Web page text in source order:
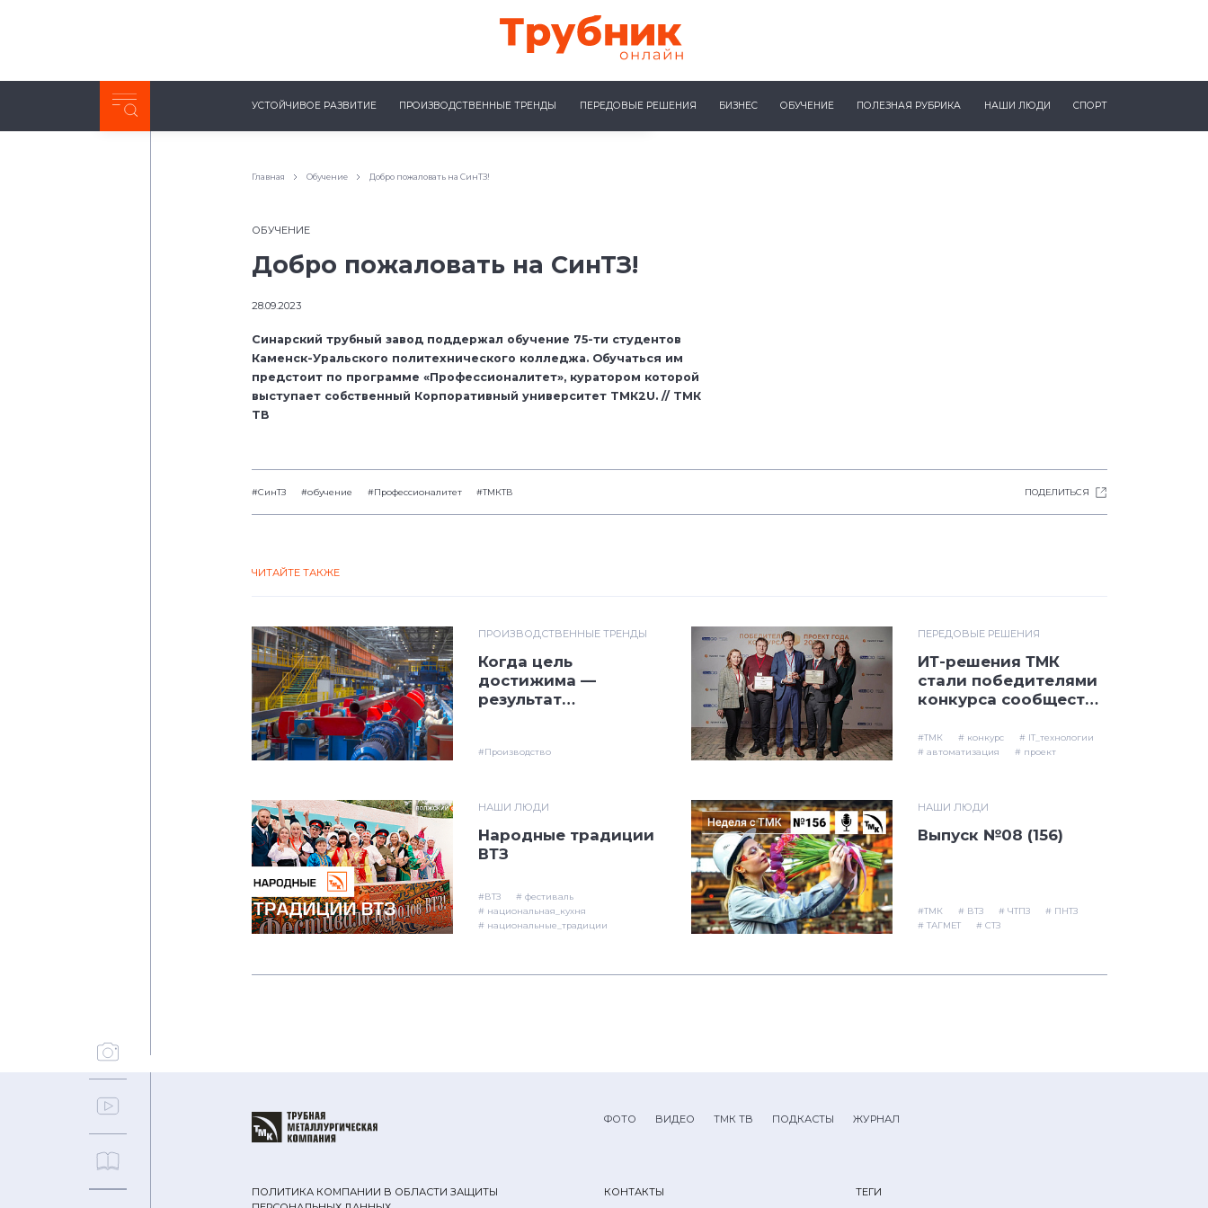
Неделя с ТМК. Выпуск №27 (225)
УСТОЙЧИВОЕ РАЗВИТИЕ ПРОИЗВОДСТВЕННЫЕ ТРЕНДЫ ПЕРЕДОВЫЕ РЕШЕНИЯ БИЗНЕС ОБУЧЕНИЕ ПОЛЕЗНАЯ РУБРИКА НАШИ ЛЮДИ СПОРТ
Главная Обучение Добро пожаловать на СинТЗ!
ОБУЧЕНИЕ
Добро пожаловать на СинТЗ!
28.09.2023
Синарский трубный завод поддержал обучение 75-ти студентов
Каменск-Уральского политехнического колледжа. Обучаться им
предстоит по программе «Профессионалитет», куратором которой
выступает собственный Корпоративный университет ТМК2U. // ТМК
ТВ
#СинТЗ #обучение #Профессионалитет #ТМКТВ ПОДЕЛИТЬСЯ
ЧИТАЙТЕ ТАКЖЕ
ПРОИЗВОДСТВЕННЫЕ ТРЕНДЫ
Когда цель
достижима — ​
результат
#Производство
ПЕРЕДОВЫЕ РЕШЕНИЯ
ИТ-решения ТМК
стали победителями
конкурса сообщества
года – 2023»
#ТМК # конкурс
# IT_технологии
# автоматизация
# проект
НАШИ ЛЮДИ
Народные традиции
ВТЗ
#ВТЗ
# фестиваль
# национальная_кухня
# национальные_традиции
НАШИ ЛЮДИ
Выпуск №08 (156)
#ТМК # ВТЗ # ЧТПЗ
# ПНТЗ
# ТАГМЕТ
# СТЗ
ФОТО ВИДЕО ТМК ТВ ПОДКАСТЫ ЖУРНАЛ
ПОЛИТИКА КОМПАНИИ В ОБЛАСТИ ЗАЩИТЫ
КОНТАКТЫ ТЕГИ